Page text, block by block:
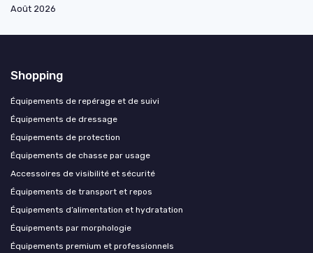
Août 2026
Shopping
Équipements de repérage et de suivi
Équipements de dressage
Équipements de protection
Équipements de chasse par usage
Accessoires de visibilité et sécurité
Équipements de transport et repos
Équipements d’alimentation et hydratation
Équipements par morphologie
Équipements premium et professionnels